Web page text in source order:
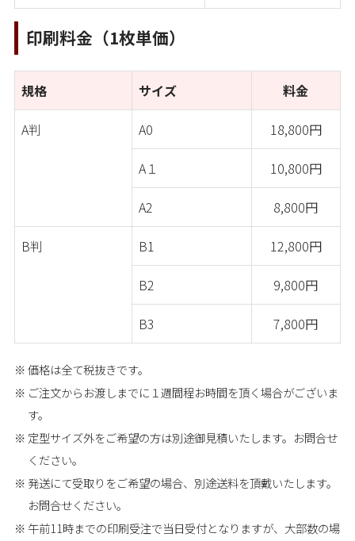
印刷料金（1枚単価）
規格 サイズ 料金
A判 A0 18,800円
A１ 10,800円
A2 8,800円
B判 B1 12,800円
B2 9,800円
B3 7,800円
価格は全て税抜きです。
ご注文からお渡しまでに１週間程お時間を頂く場合がございま
す。
定型サイズ外をご希望の方は別途御見積いたします。お問合せ
ください。
発送にて受取りをご希望の場合、別途送料を頂戴いたします。
お問合せください。
午前11時までの印刷受注で当日受付となりますが、大部数の場